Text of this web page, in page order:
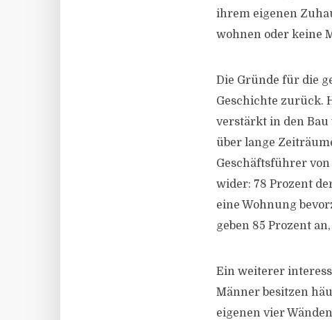
ihrem eigenen
wohnen oder keine
Die Gründe für die
Geschichte zurück.
verstärkt in den Bau
über lange
Geschäftsführer
wider: 78 Prozent
eine Wohnung
geben 85 Prozent
Ein weiterer
Männer besitzen
eigenen vier